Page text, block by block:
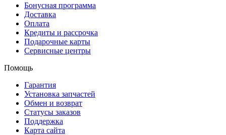
Бонусная программа
Доставка
Оплата
Кредиты и рассрочка
Подарочные карты
Сервисные центры
Помощь
Гарантия
Установка запчастей
Обмен и возврат
Статусы заказов
Поддержка
Карта сайта